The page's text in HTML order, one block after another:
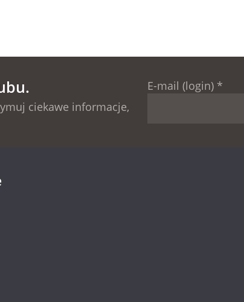
ciekawe informacje,
E-mail (login) *